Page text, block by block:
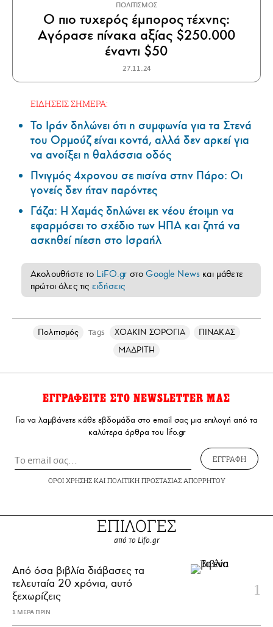
ΠΟΛΙΤΙΣΜΟΣ
Ο πιο τυχερός έμπορος τέχνης:
Αγόρασε πίνακα αξίας $250.000
έναντι $50
27.11.24
ΕΙΔΗΣΕΙΣ ΣΗΜΕΡΑ:
Το Ιράν δηλώνει ότι η συμφωνία για τα Στενά
του Ορμούζ είναι κοντά, αλλά δεν αρκεί για
να ανοίξει η θαλάσσια οδός
Πνιγμός 4χρονου σε πισίνα στην Πάρο: Οι
γονείς δεν ήταν παρόντες
Γάζα: Η Χαμάς δηλώνει εκ νέου έτοιμη να
εφαρμόσει το σχέδιο των ΗΠΑ και ζητά να
ασκηθεί πίεση στο Ισραήλ
Ακολουθήστε το LiFO.gr στοGoogle News και μάθετε
πρώτοι όλες τις ειδήσεις
Πολιτισμός Tags ΧΟΑΚΙΝ ΣΟΡΟΓΙΑ
ΠΙΝΑΚΑΣ
ΜΑΔΡΙΤΗ
ΕΓΓΡΑΦΕΙΤΕ ΣΤΟ NEWSLETTER ΜΑΣ
Για να λαμβάνετε κάθε εβδομάδα στο email σας μια επιλογή από τα
καλύτερα άρθρα του lifo.gr
ΕΓΓΡΑΦΗ
ΟΡΟΙ ΧΡΗΣΗΣΚΑΙ ΠΟΛΙΤΙΚΗ ΠΡΟΣΤΑΣΙΑΣ ΑΠΟΡΡΗΤΟΥ
ΕΠΙΛΟΓΕΣ
από το Lifo.gr
Από όσα βιβλία διάβασες τα
τελευταία 20 χρόνια, αυτό
ξεχωρίζεις
1 ΜΕΡΑ ΠΡΙΝ